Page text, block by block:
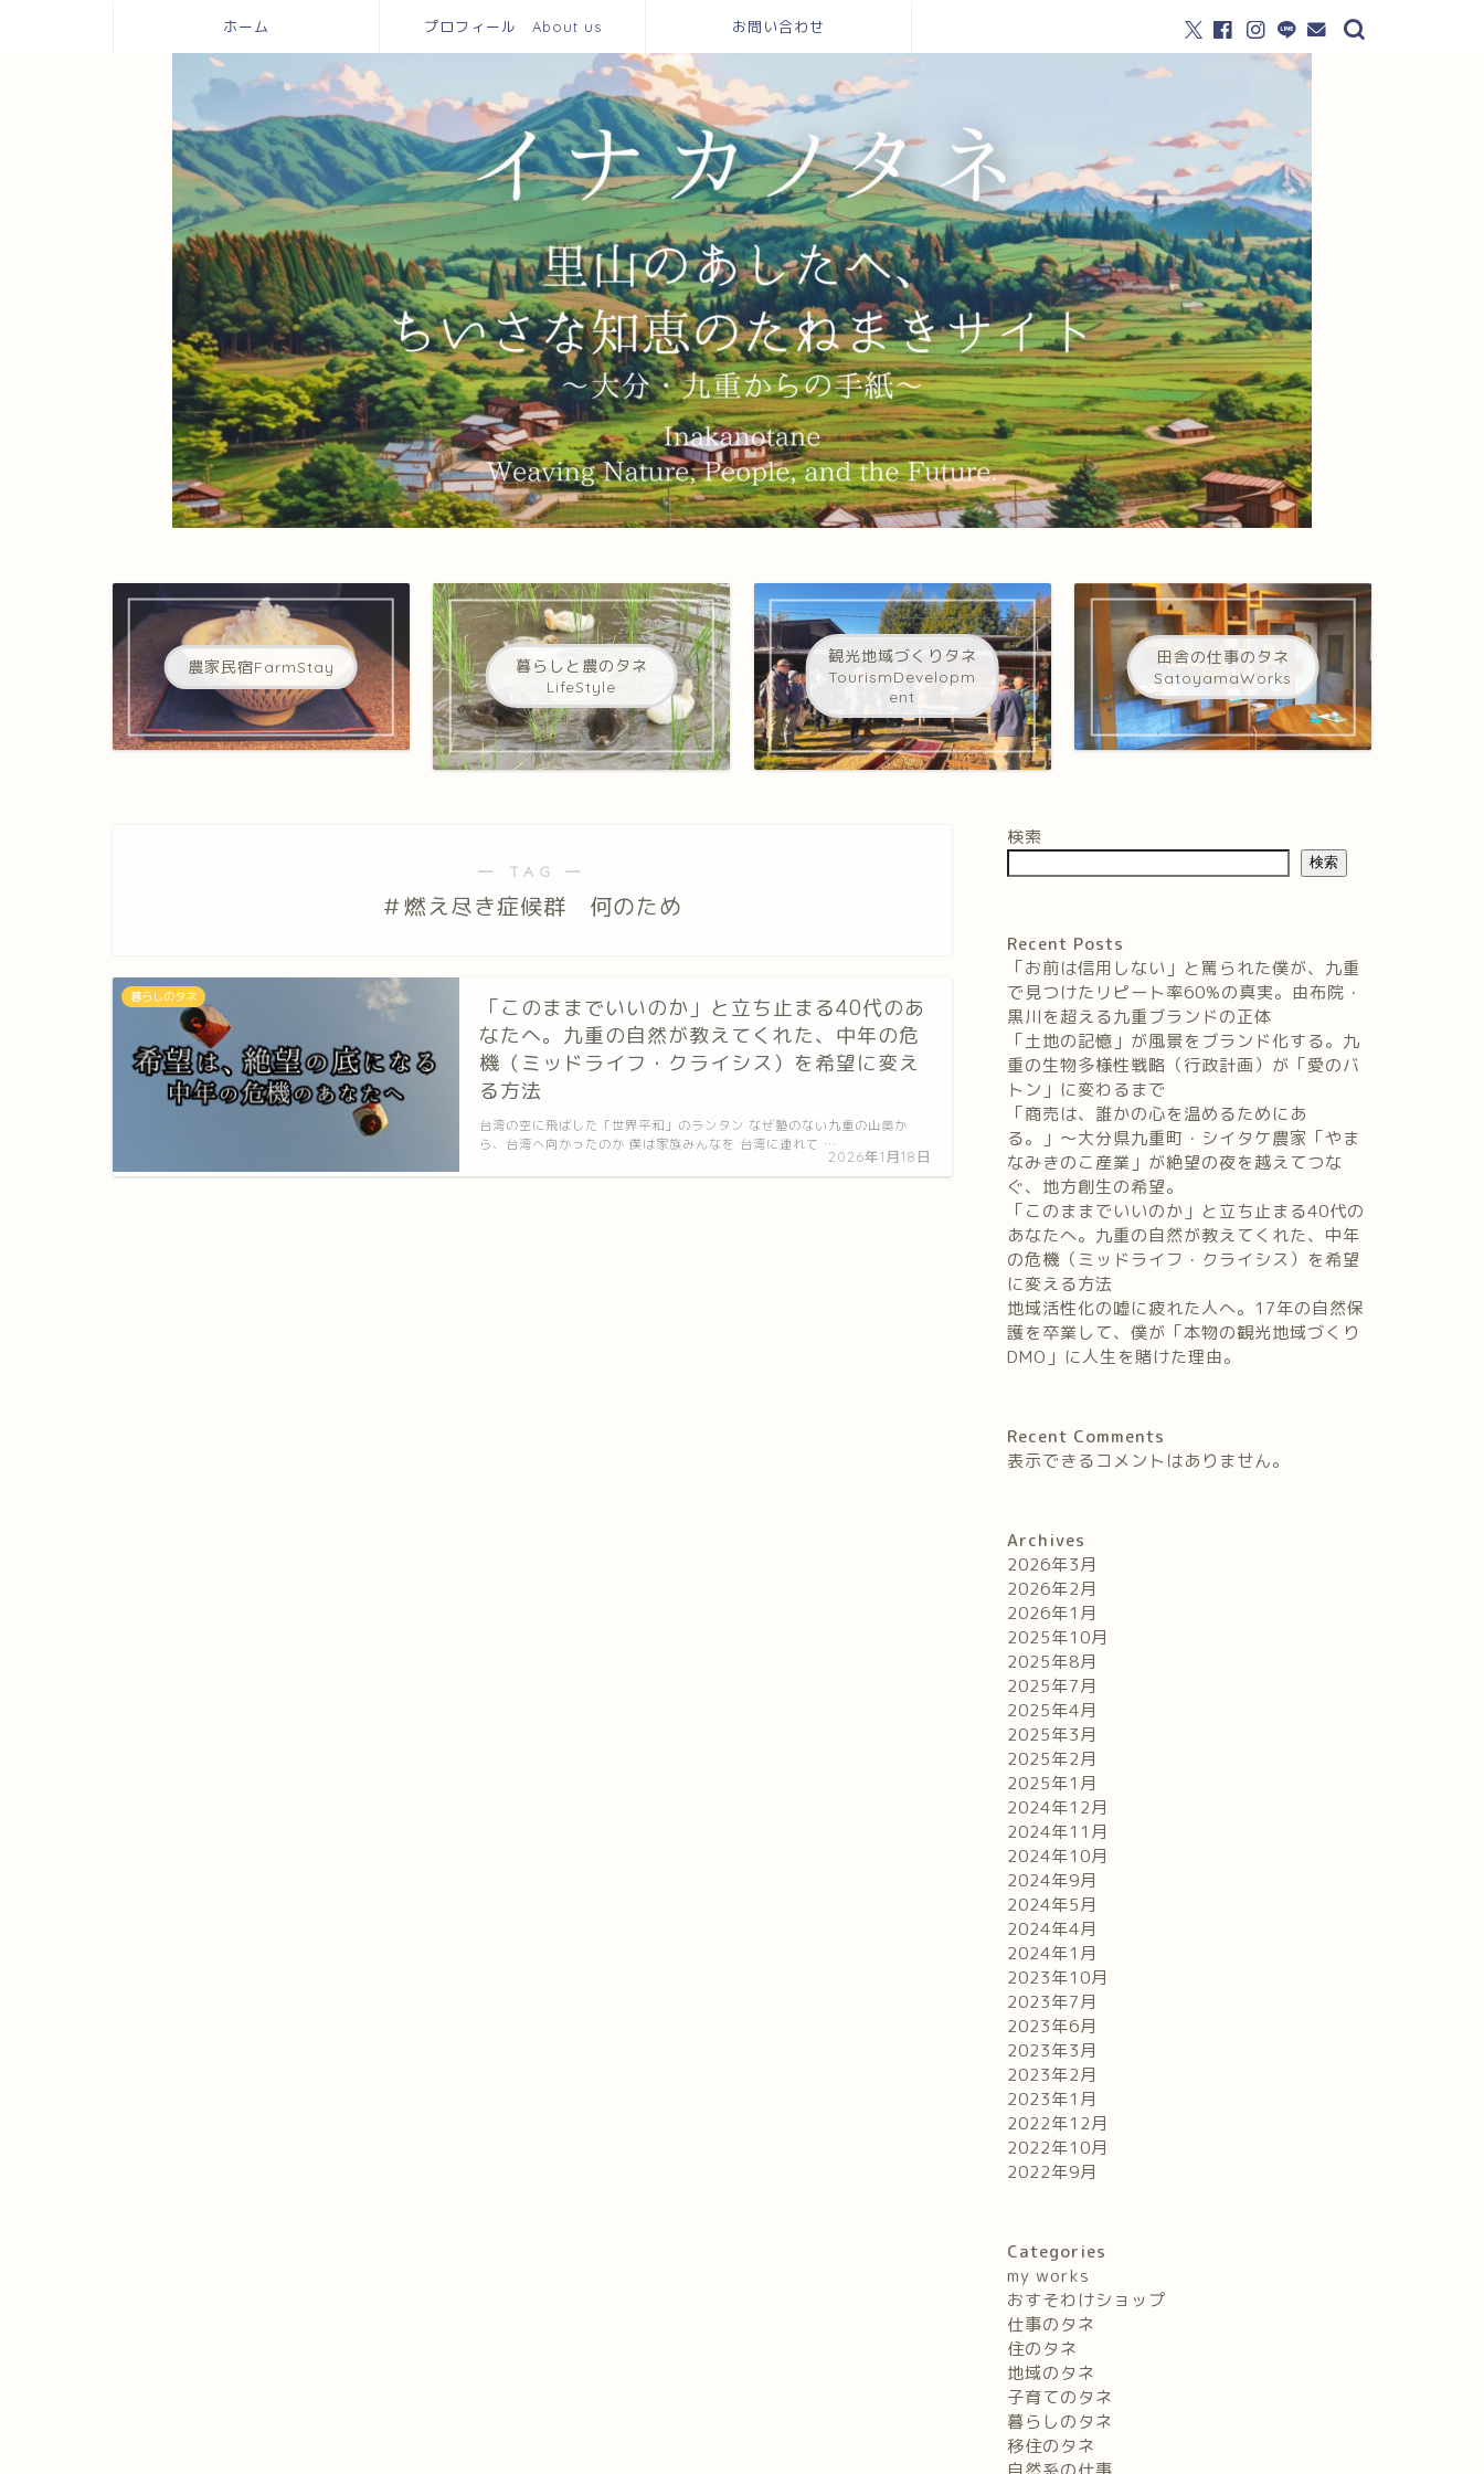
ホーム プロフィール About us お問い合わせ
農家民宿FarmStay
暮らしと農のタネ
LifeStyle
観光地域づくりタネ
TourismDevelopm
ent
田舎の仕事のタネ
SatoyamaWorks
― TAG ―
＃燃え尽き症候群 何のため
暮らしのタネ
「このままでいいのか」と立ち止まる40代のあ
なたへ。九重の自然が教えてくれた、中年の危
機（ミッドライフ・クライシス）を希望に変え
る方法
2026年1月18日
台湾の空に飛ばした「世界平和」のランタン なぜ塾のない九重の山奥か
ら、台湾へ向かったのか 僕は家族みんなを 台湾に連れて …
検索
検索
Recent Posts
「お前は信用しない」と罵られた僕が、九重
で見つけたリピート率60%の真実。由布院・
黒川を超える九重ブランドの正体
「土地の記憶」が風景をブランド化する。九
重の生物多様性戦略（行政計画）が「愛のバ
トン」に変わるまで
「商売は、誰かの心を温めるためにあ
る。」〜大分県九重町・シイタケ農家「やま
なみきのこ産業」が絶望の夜を越えてつな
ぐ、地方創生の希望。
「このままでいいのか」と立ち止まる40代の
あなたへ。九重の自然が教えてくれた、中年
の危機（ミッドライフ・クライシス）を希望
に変える方法
地域活性化の嘘に疲れた人へ。17年の自然保
護を卒業して、僕が「本物の観光地域づくり
DMO」に人生を賭けた理由。
Recent Comments
表示できるコメントはありません。
Archives
2026年3月
2026年2月
2026年1月
2025年10月
2025年8月
2025年7月
2025年4月
2025年3月
2025年2月
2025年1月
2024年12月
2024年11月
2024年10月
2024年9月
2024年5月
2024年4月
2024年1月
2023年10月
2023年7月
2023年6月
2023年3月
2023年2月
2023年1月
2022年12月
2022年10月
2022年9月
Categories
my works
おすそわけショップ
仕事のタネ
住のタネ
地域のタネ
子育てのタネ
暮らしのタネ
移住のタネ